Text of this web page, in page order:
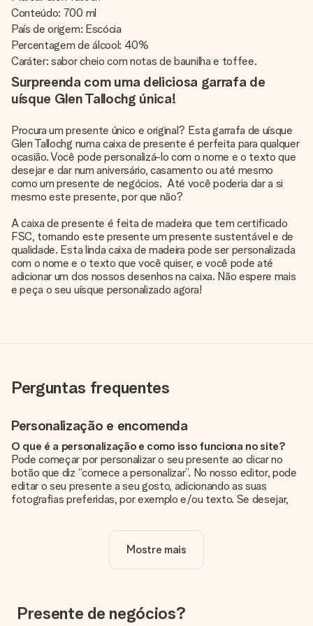
Conteúdo: 700 ml
País de origem: Escócia
Percentagem de álcool: 40%
Caráter: sabor cheio com notas de baunilha e toffee.
Surpreenda com uma deliciosa garrafa de
uísque Glen Tallochg única!
Procura um presente único e original? Esta garrafa de uísque
Glen Tallochg numa caixa de presente é perfeita para qualquer
ocasião. Você pode personalizá-lo com o nome e o texto que
desejar e dar num aniversário, casamento ou até mesmo
como um presente de negócios. Até você poderia dar a si
mesmo este presente, por que não?
A caixa de presente é feita de madeira que tem certificado
FSC, tornando este presente um presente sustentável e de
qualidade. Esta linda caixa de madeira pode ser personalizada
com o nome e o texto que você quiser, e você pode até
adicionar um dos nossos desenhos na caixa. Não espere mais
e peça o seu uísque personalizado agora!
Perguntas frequentes
Personalização e encomenda
O que é a personalização e como isso funciona no site?
Pode começar por personalizar o seu presente ao clicar no
botão que diz “comece a personalizar”. No nosso editor, pode
editar o seu presente a seu gosto, adicionando as suas
fotografias preferidas, por exemplo e/ou texto. Se desejar,
A personalização está incluída no preço?
Sim, o preço apresentado no site já inclui a personalização do
Queremos ter a certeza de que estás completamente
satisfeito com o teu presente. Por isso, é importante que
Mostre mais
Presente de negócios?